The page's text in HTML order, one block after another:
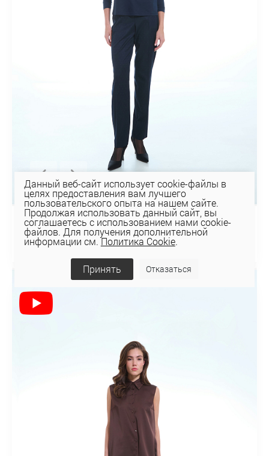
ДЖЕМПЕР 2К-1806
51,28 руб73,26 руб
Данный веб-сайт использует cookie-файлы в
целях предоставления вам лучшего
пользовательского опыта на нашем сайте.
Продолжая использовать данный сайт, вы
соглашаетесь с использованием нами cookie-
файлов. Для получения дополнительной
информации см.Политика Cookie.
Принять Отказаться